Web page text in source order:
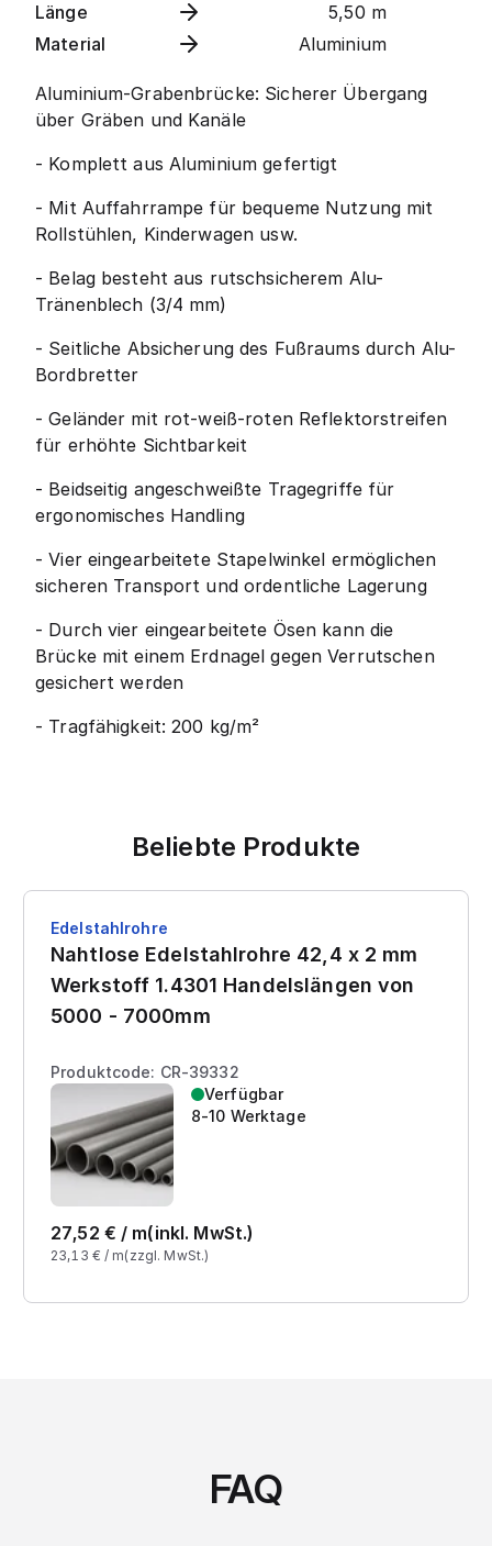
Länge
5,50 m
Material
Aluminium
Aluminium-Grabenbrücke: Sicherer Übergang
über Gräben und Kanäle
- Komplett aus Aluminium gefertigt
- Mit Auffahrrampe für bequeme Nutzung mit
Rollstühlen, Kinderwagen usw.
- Belag besteht aus rutschsicherem Alu-
Tränenblech (3/4 mm)
- Seitliche Absicherung des Fußraums durch Alu-
Bordbretter
- Geländer mit rot-weiß-roten Reflektorstreifen
für erhöhte Sichtbarkeit
- Beidseitig angeschweißte Tragegriffe für
ergonomisches Handling
- Vier eingearbeitete Stapelwinkel ermöglichen
sicheren Transport und ordentliche Lagerung
- Durch vier eingearbeitete Ösen kann die
Brücke mit einem Erdnagel gegen Verrutschen
gesichert werden
- Tragfähigkeit: 200 kg/m²
Beliebte Produkte
Edelstahlrohre
Nahtlose Edelstahlrohre 42,4 x 2 mm
Werkstoff 1.4301 Handelslängen von
5000 - 7000mm
Produktcode: CR-39332
Verfügbar
8-10 Werktage
27,52 € / m(inkl. MwSt.)
23,13 € / m(zzgl. MwSt.)
FAQ